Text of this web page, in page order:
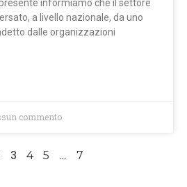
informiamo che il settore
a livello nazionale, da uno
dalle organizzazioni
commento
3 4 5 … 7